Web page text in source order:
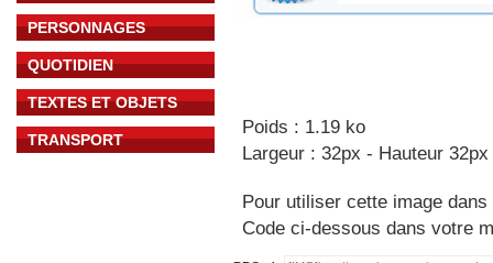
PERSONNAGES
QUOTIDIEN
TEXTES ET OBJETS
TRANSPORT
Poids : 1.19 ko
Largeur : 32px - Hauteur 32px
Pour utiliser cette image
Code ci-dessous dans votre